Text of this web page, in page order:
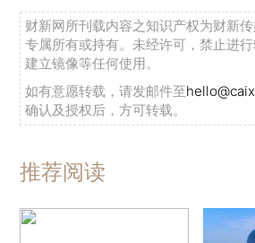
财新网所刊载内容之知识产权为财新
专属所有或持有。未经许可，禁止进
建立镜像等任何使用。
如有意愿转载，请发邮件至
确认及授权后，方可转载。
推荐阅读